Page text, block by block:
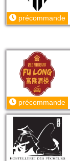
précommande
précommande